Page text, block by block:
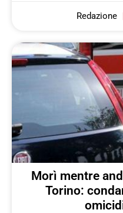
Redazione
Morì mentre
Torino: